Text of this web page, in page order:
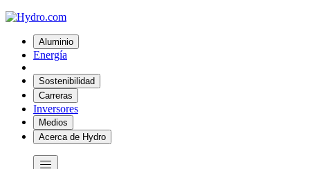
Aluminio
Energía
Sostenibilidad
Carreras
Inversores
Medios
Acerca de Hydro